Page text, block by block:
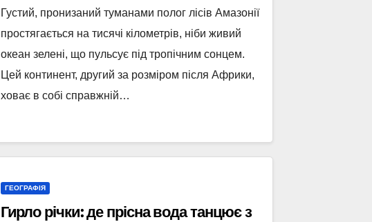
Густий, пронизаний туманами полог лісів Амазонії
простягається на тисячі кілометрів, ніби живий
океан зелені, що пульсує під тропічним сонцем.
Цей континент, другий за розміром після Африки,
ховає в собі справжній…
ГЕОГРАФІЯ
Гирло річки: де прісна вода танцює з